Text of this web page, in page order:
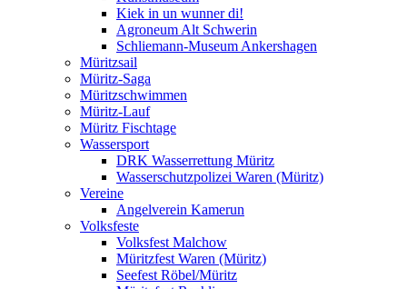
Kiek in un wunner di!
Agroneum Alt Schwerin
Schliemann-Museum Ankershagen
Müritzsail
Müritz-Saga
Müritzschwimmen
Müritz-Lauf
Müritz Fischtage
Wassersport
DRK Wasserrettung Müritz
Wasserschutzpolizei Waren (Müritz)
Vereine
Angelverein Kamerun
Volksfeste
Volksfest Malchow
Müritzfest Waren (Müritz)
Seefest Röbel/Müritz